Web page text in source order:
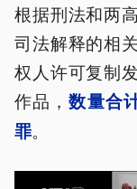
根据刑法和两
司法解释的相
权人许可复制
作品，数量合
罪。